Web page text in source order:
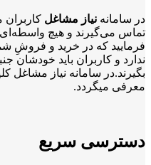
در سامانه نیاز مشاغلکاربران
تماس می‌گیرند و هیچ واسطه‌ای
فرمایید که در خرید و فروشِ
ندارد و کاربران باید خودشان
بگیرند.در سامانه نیاز
معرفی میگردد.
دسترسی سریع